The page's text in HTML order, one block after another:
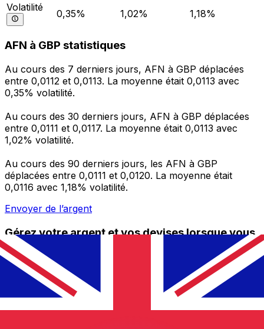
Volatilité
0,35% 1,02% 1,18%
AFN à GBP statistiques
Au cours des 7 derniers jours, AFN à GBP déplacées
entre 0,0112 et 0,0113. La moyenne était 0,0113 avec
0,35% volatilité.
Au cours des 30 derniers jours, AFN à GBP déplacées
entre 0,0111 et 0,0117. La moyenne était 0,0113 avec
1,02% volatilité.
Au cours des 90 derniers jours, les AFN à GBP
déplacées entre 0,0111 et 0,0120. La moyenne était
0,0116 avec 1,18% volatilité.
Envoyer de l’argent
Gérez votre argent et vos devises lorsque vous
êtes en déplacement
L'application Xe réunit toutes les fonctionnalités
nécessaires pour vos transferts d'argent internationaux
et la gestion de vos devises. Convertissez des devises,